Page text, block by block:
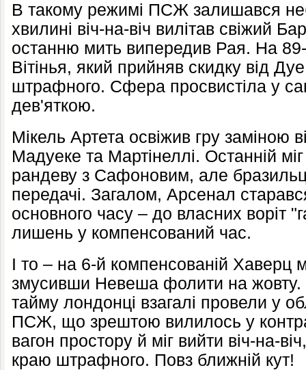
В такому режимі ПСЖ залишався
хвилині віч-на-віч вилітав свіжий
останню мить випередив Рая. На
Вітінья, який прийняв скидку від
штрафного. Сфера просвистіла у
дев'яткою.
Мікель Артета освіжив гру заміною
Мадуеке та Мартінеллі. Останній
рандеву з Сафоновим, але
передачі. Загалом, Арсенал
основного часу – до власних воріт
лишень у компенсований час.
І то – на 6-й компенсованій Хаверц
змусивши Невеша фолити на жовту.
тайму лондонці взагалі провели у
ПСЖ, що зрештою вилилось у
вагон простору й міг вийти віч-на-
краю штрафного. Повз ближній кут!